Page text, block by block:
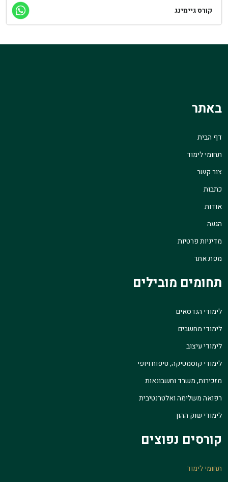
קורס גיימינג
באתר
דף הבית
תחומי לימוד
צור קשר
כתבות
אודות
הגעה
מדיניות פרטיות
מפת אתר
תחומים מובילים
לימודי הנדסאים
לימודי מחשבים
לימודי עיצוב
לימודי קוסמטיקה, טיפוח ויופי
מזכירות, משרד וחשבונאות
רפואה משלימה ואלטרנטיבית
לימודי שוק ההון
קורסים נפוצים
תחומי לימוד